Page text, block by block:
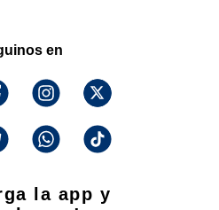
en
la app y